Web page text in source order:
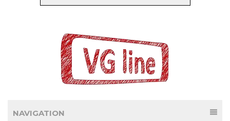
NAVIGATION